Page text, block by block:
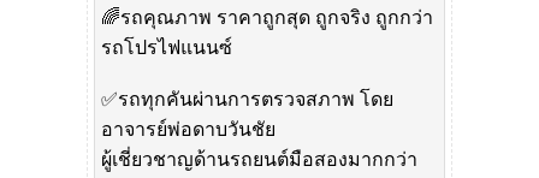
🌈รถคุณภาพ ราคาถูกสุด ถูกจริง ถูกกว่า
รถโปรไฟแนนซ์
✅รถทุกคันผ่านการตรวจสภาพ โดย
อาจารย์พ่อดาบวันชัย
ผู้เชี่ยวชาญด้านรถยนต์มือสองมากกว่า